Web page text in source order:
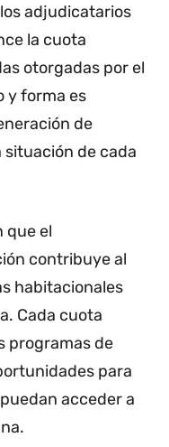
adjudicatarios
la cuota
otorgadas por el
y forma es
de
situación de cada
que el
contribuye al
habitacionales
Cada cuota
programas de
para
acceder a